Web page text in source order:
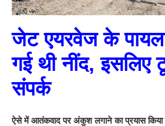
जेट एयरवेज के
गई थी नींद, इसलिए
संपर्क
ऐसे में आतंकवाद पर अंकुश लगाने का प्रयास किया